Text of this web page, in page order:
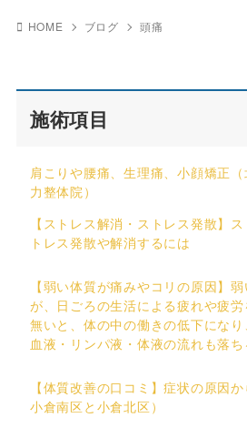
HOME ブログ 頭痛
施術項目
肩こりや腰痛、生理痛、小顔矯正
力整体院）
【ストレス解消・ストレス発散】
トレス発散や解消するには
【弱い体質が痛みやコリの原因】
が、日ごろの生活による疲れや疲
無いと、体の中の働きの低下にな
血液・リンパ液・体液の流れも落ち
【体質改善の口コミ】症状の原因
小倉南区と小倉北区）